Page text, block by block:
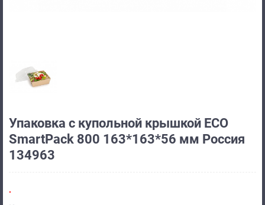
Упаковка с купольной крышкой ECO
SmartPack 800 163*163*56 мм Россия
134963
.